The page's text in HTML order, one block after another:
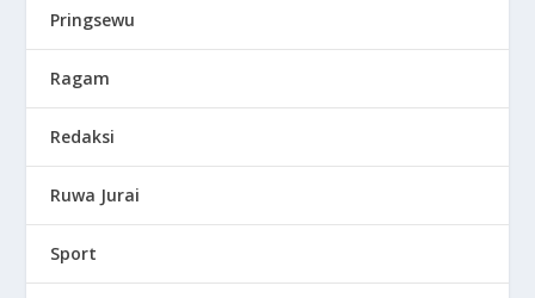
Pringsewu
Ragam
Redaksi
Ruwa Jurai
Sport